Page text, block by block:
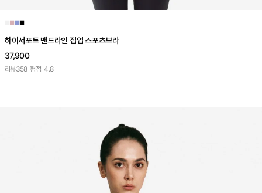
■■■
하이서포트 밴드라인 집업 스포츠브라
37,900
리뷰358 평점 4.8